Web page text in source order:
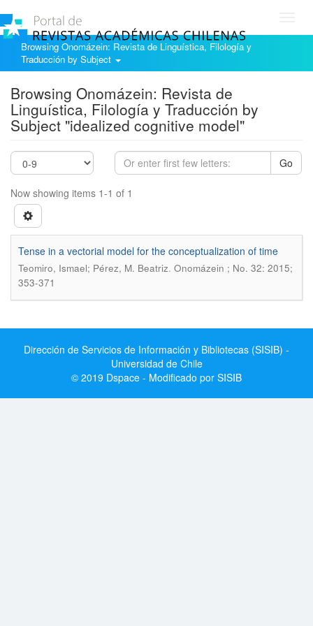
Browsing Onomázein: Revista de Linguística, Filología y
Traducción by Subject
Browsing Onomázein: Revista de
Linguística, Filología y Traducción by
Subject "idealized cognitive model"
Go
Now showing items 1-1 of 1
Tense in a vectorial model for the conceptualization of time
Teomiro, Ismael; Pérez, M. Beatriz. Onomázein ; No. 32: 2015;
353-371
Dirección de Servicios de Información y Bibliotecas (SISIB) -
Universidad de Chile
© 2019 Dspace - Modificado por SISIB